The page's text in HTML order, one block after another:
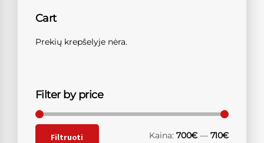
Cart
Prekių krepšelyje nėra.
Filter by price
Filtruoti Kaina:700€— 710€